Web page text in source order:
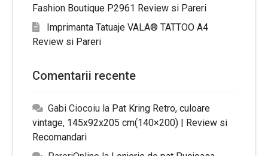
Fashion Boutique P2961 Review si Pareri
Imprimanta Tatuaje VALA® TATTOO A4
Review si Pareri
Comentarii recente
Gabi Ciocoiu la Pat Kring Retro, culoare
vintage, 145x92x205 cm(140×200) | Review si
Recomandari